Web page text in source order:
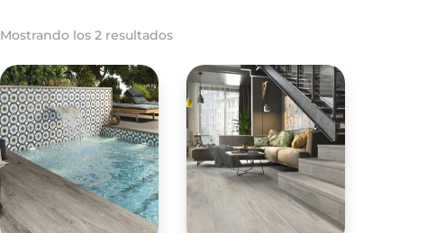
Mostrando los 2 resultados